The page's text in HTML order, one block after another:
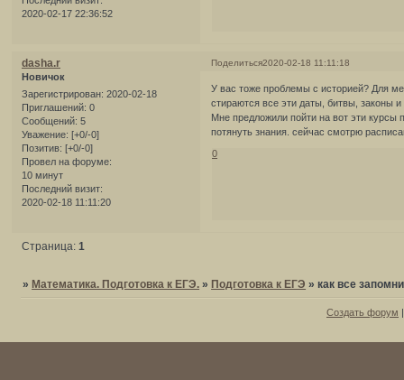
2020-02-17 22:36:52
Поделиться2020-02-18 11:11:18
dasha.r
Новичок
Зарегистрирован: 2020-02-18
Приглашений: 0
Сообщений: 5
Уважение: [+0/-0]
Позитив: [+0/-0]
Провел на форуме:
10 минут
Последний визит:
2020-02-18 11:11:20
У вас тоже проблемы с историей? Для
стираются все эти даты, битвы, законы и
Мне предложили пойти на вот эти курсы
потянуть знания. сейчас смотрю
0
Страница: 1
»Математика. Подготовка к ЕГЭ. »Подготовка к ЕГЭ »как все
Создать форум